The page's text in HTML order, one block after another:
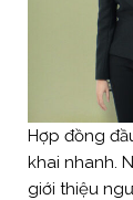
Hợp đồng
khai nhanh.
giới thiệu